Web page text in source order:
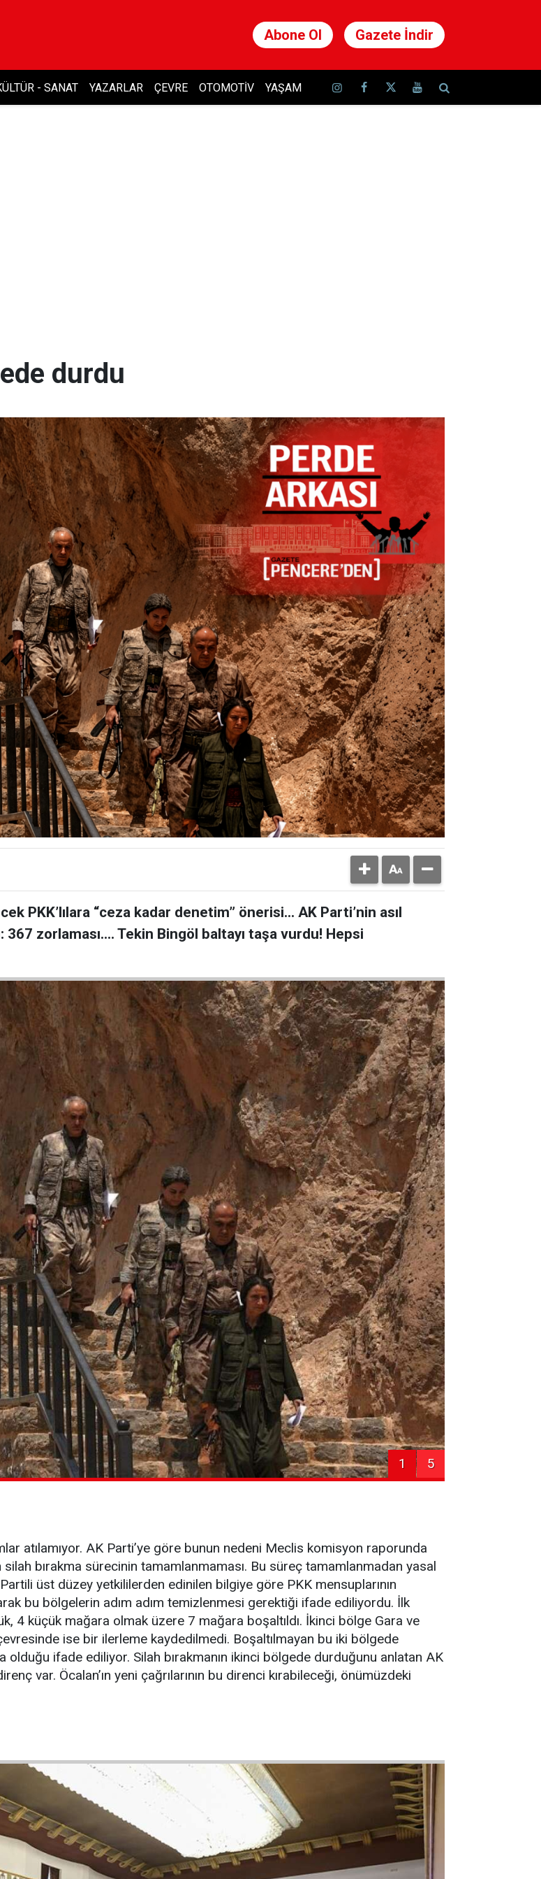
Abone Ol Gazete İndir
- SANAT YAZARLAR ÇEVRE OTOMOTIV YAŞAM
durdu
PKK’lılara “ceza kadar denetim” önerisi... AK Parti’nin asıl
zorlaması.... Tekin Bingöl baltayı taşa vurdu! Hepsi
1 5
atılamıyor. AK Parti’ye göre bunun nedeni Meclis komisyon raporunda
bırakma sürecinin tamamlanmaması. Bu süreç tamamlanmadan yasal
üst düzey yetkililerden edinilen bilgiye göre PKK mensuplarının
bu bölgelerin adım adım temizlenmesi gerektiği ifade ediliyordu. İlk
4 küçük mağara olmak üzere 7 mağara boşaltıldı. İkinci bölge Gara ve
ise bir ilerleme kaydedilmedi. Boşaltılmayan bu iki bölgede
olduğu ifade ediliyor. Silah bırakmanın ikinci bölgede durduğunu anlatan AK
var. Öcalan’ın yeni çağrılarının bu direnci kırabileceği, önümüzdeki